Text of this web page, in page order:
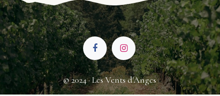
© 2024 · Les Vents d'Anges